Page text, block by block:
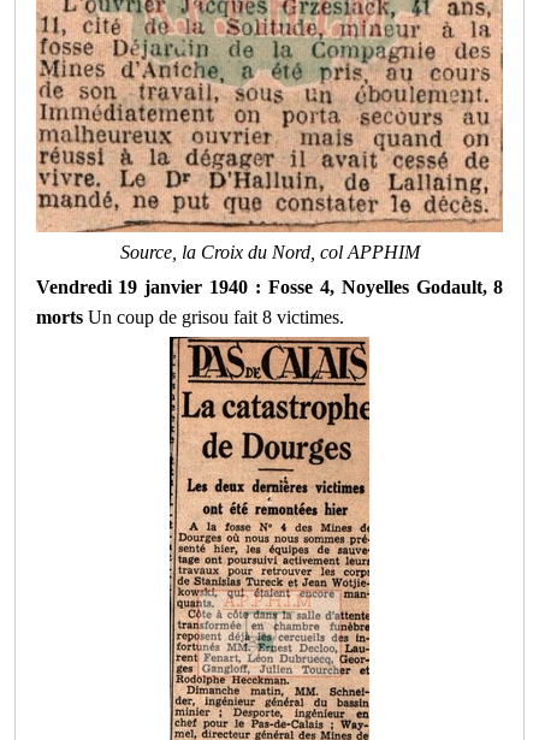
Source, la Croix du Nord, col APPHIM
Vendredi 19 janvier 1940 : Fosse 4, Noyelles Godault, 8
morts Un coup de grisou fait 8 victimes.